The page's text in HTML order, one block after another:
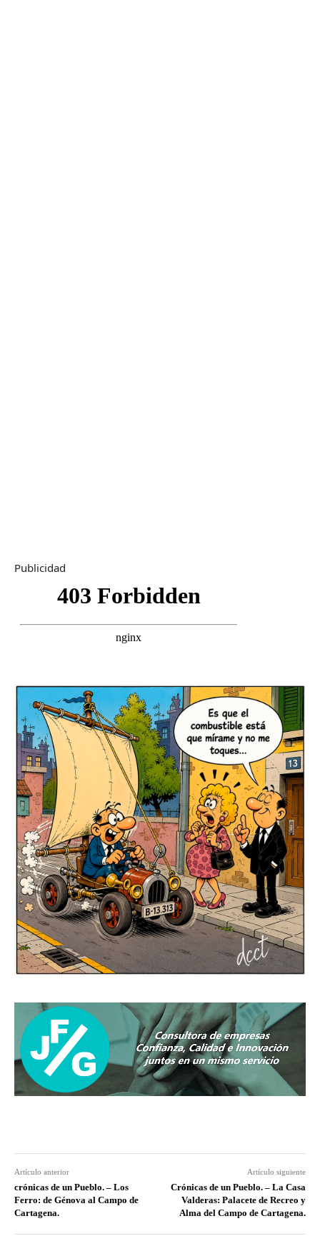
Publicidad
Artículo anterior
crónicas de un Pueblo. – Los
Ferro: de Génova al Campo de
Cartagena.
Artículo siguiente
Crónicas de un Pueblo. – La Casa
Valderas: Palacete de Recreo y
Alma del Campo de Cartagena.